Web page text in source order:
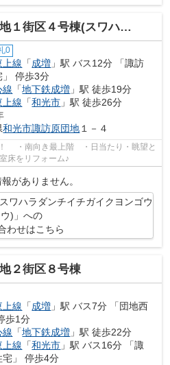
号棟(スワハラダンチイチガイクヨンゴウトウ)
0
上線 「成増 」駅 バス12分 「諏訪
」 停歩3分
線 「地下鉄成増 」駅 徒歩19分
上線 「和光市 」駅 徒歩26分
和光市諏訪原団地１－４
！ ・南向き最上階 ・日当たり・眺望と
床をリフォーム♪
がありません。
ワハラダンチイチガイクヨンゴウ
ウ)」への
わせはこちら
２街区８号棟
上線 「成増 」駅 バス7分 「団地西
歩1分
線 「地下鉄成増 」駅 徒歩22分
上線 「和光市 」駅 バス16分 「諏
宅」 停歩4分